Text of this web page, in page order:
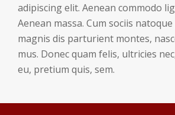
adipiscing elit. Aenean commodo
Aenean massa. Cum sociis
magnis dis parturient montes,
mus. Donec quam felis, ultricies
eu, pretium quis, sem.